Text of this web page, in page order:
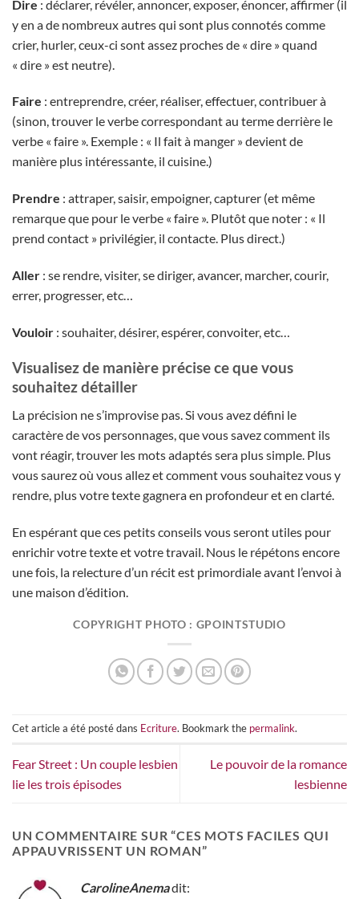
Dire : déclarer, révéler, annoncer, exposer, énoncer, affirmer (il
y en a de nombreux autres qui sont plus connotés comme
crier, hurler, ceux-ci sont assez proches de « dire » quand
« dire » est neutre).
Faire : entreprendre, créer, réaliser, effectuer, contribuer à
(sinon, trouver le verbe correspondant au terme derrière le
verbe « faire ». Exemple : « Il fait à manger » devient de
manière plus intéressante, il cuisine.)
Prendre : attraper, saisir, empoigner, capturer (et même
remarque que pour le verbe « faire ». Plutôt que noter : « Il
prend contact » privilégier, il contacte. Plus direct.)
Aller : se rendre, visiter, se diriger, avancer, marcher, courir,
errer, progresser, etc…
Vouloir : souhaiter, désirer, espérer, convoiter, etc…
Visualisez de manière précise ce que vous
souhaitez détailler
La précision ne s’improvise pas. Si vous avez défini le
caractère de vos personnages, que vous savez comment ils
vont réagir, trouver les mots adaptés sera plus simple. Plus
vous saurez où vous allez et comment vous souhaitez vous y
rendre, plus votre texte gagnera en profondeur et en clarté.
En espérant que ces petits conseils vous seront utiles pour
enrichir votre texte et votre travail. Nous le répétons encore
une fois, la relecture d’un récit est primordiale avant l’envoi à
une maison d’édition.
COPYRIGHT PHOTO : GPOINTSTUDIO
Cet article a été posté dans Ecriture. Bookmark the permalink.
Fear Street : Un couple lesbien
lie les trois épisodes
Le pouvoir de la romance
lesbienne
UN COMMENTAIRE SUR “CES MOTS FACILES QUI
APPAUVRISSENT UN ROMAN”
CarolineAnemadit: